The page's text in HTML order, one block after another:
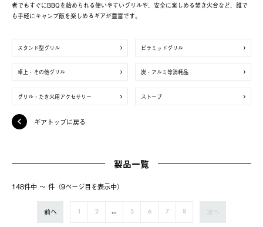
者でもすぐにBBQを始められる使いやすいグリルや、安全に楽しめる焚き火台など、誰で
も手軽にキャンプ飯を楽しめるギアが豊富です。
スタンド型グリル ピラミッドグリル
卓上・その他グリル 炭・アルミ等消耗品
グリル・たき火用アクセサリー ストーブ
ギアトップに戻る
製品一覧
148件中 〜 件（9ページ⽬を表⽰中）
前へ 2 ... 5 6 7 8 次へ